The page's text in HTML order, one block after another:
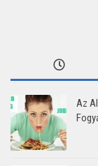
Az